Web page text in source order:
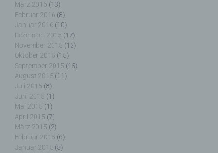
März 2016 (13)
Februar 2016 (8)
Januar 2016 (10)
Dezember 2015 (17)
November 2015 (12)
Oktober 2015 (15)
September 2015 (15)
August 2015 (11)
Juli 2015 (8)
Juni 2015 (1)
Mai 2015 (1)
April 2015 (7)
März 2015 (2)
Februar 2015 (6)
Januar 2015 (5)
Empfänger ist eine natürliche oder juristische
Person, Behörde, Einrichtung oder andere Stelle,
der personenbezogene Daten offengelegt werden,
unabhängig davon, ob es sich bei ihr um einen
Dritten handelt oder nicht. Behörden, die im
Rahmen eines bestimmten Untersuchungsauftrags
nach dem Unionsrecht oder dem Recht der
Mitgliedstaaten möglicherweise
personenbezogene Daten erhalten, gelten jedoch
nicht als Empfänger.
j) Dritter